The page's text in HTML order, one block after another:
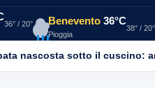
36° / 20° Benevento 36°C
Pioggia
38° / 20°
nascosta sotto il cuscino: